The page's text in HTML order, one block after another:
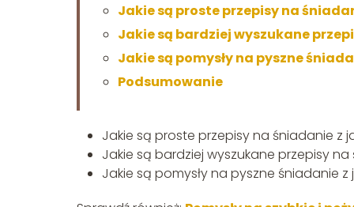
Jakie są proste przepisy na
Jakie są bardziej wyszukane
Jakie są pomysły na pyszne
Podsumowanie
Jakie są proste przepisy na śniadanie z
Jakie są bardziej wyszukane przepisy
Jakie są pomysły na pyszne śniadanie